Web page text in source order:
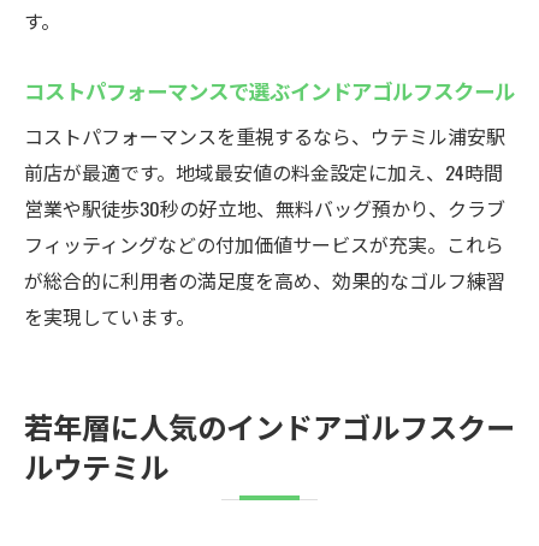
継続練習でスコアアップを実現するインド
アゴルフスクール
インドアゴルフスクールで自分に合った練
習を見つけよう
す。
コストパフォーマンスで選ぶインドアゴルフスクール
コストパフォーマンスを重視するなら、ウテミル浦安駅
前店が最適です。地域最安値の料金設定に加え、24時間
営業や駅徒歩30秒の好立地、無料バッグ預かり、クラブ
フィッティングなどの付加価値サービスが充実。これら
が総合的に利用者の満足度を高め、効果的なゴルフ練習
を実現しています。
若年層に人気のインドアゴルフスクー
ルウテミル